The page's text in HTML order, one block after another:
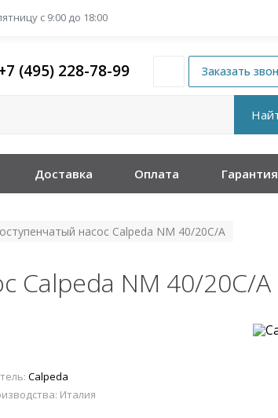
с 9:00 до 18:00
(495) 228-78-99
Доставка Оплата Гарантия
насос Calpeda NM 40/20C/A
Calpeda NM 40/20C/A
Calpeda
Италия